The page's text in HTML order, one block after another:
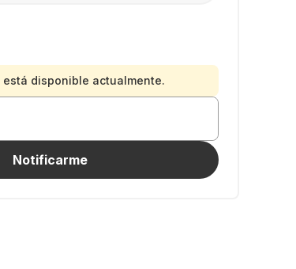
está disponible actualmente.
Notificarme